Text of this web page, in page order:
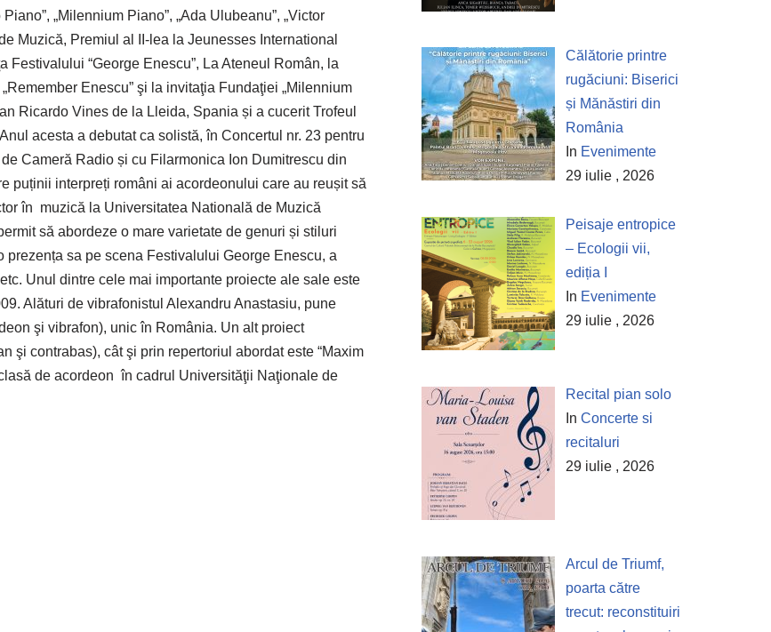
„Milennium Piano”, „Ada Ulubeanu”, „Victor
Muzică, Premiul al II-lea la Jeunesses International
“George Enescu”, La Ateneul Român, la
Enescu” şi la invitaţia Fundaţiei „Milennium
Ricardo Vines de la Lleida, Spania și a cucerit Trofeul
acesta a debutat ca solistă, în Concertul nr. 23 pentru
Cameră Radio și cu Filarmonica Ion Dumitrescu din
puținii interpreți români ai acordeonului care au reușit să
în muzică la Universitatea Natională de Muzică
să abordeze o mare varietate de genuri și stiluri
sa pe scena Festivalului George Enescu, a
Unul dintre cele mai importante proiecte ale sale este
Alături de vibrafonistul Alexandru Anastasiu, pune
şi vibrafon), unic în România. Un alt proiect
şi contrabas), cât şi prin repertoriul abordat este “Maxim
de acordeon în cadrul Universităţii Naţionale de
Călătorie printre
rugăciuni: Biserici
și Mănăstiri din
România
In Evenimente
29 iulie , 2026
Peisaje entropice
– Ecologii vii,
ediția I
In Evenimente
29 iulie , 2026
Recital pian solo
In Concerte si
recitaluri
29 iulie , 2026
Arcul de Triumf,
poarta către
trecut: reconstituiri